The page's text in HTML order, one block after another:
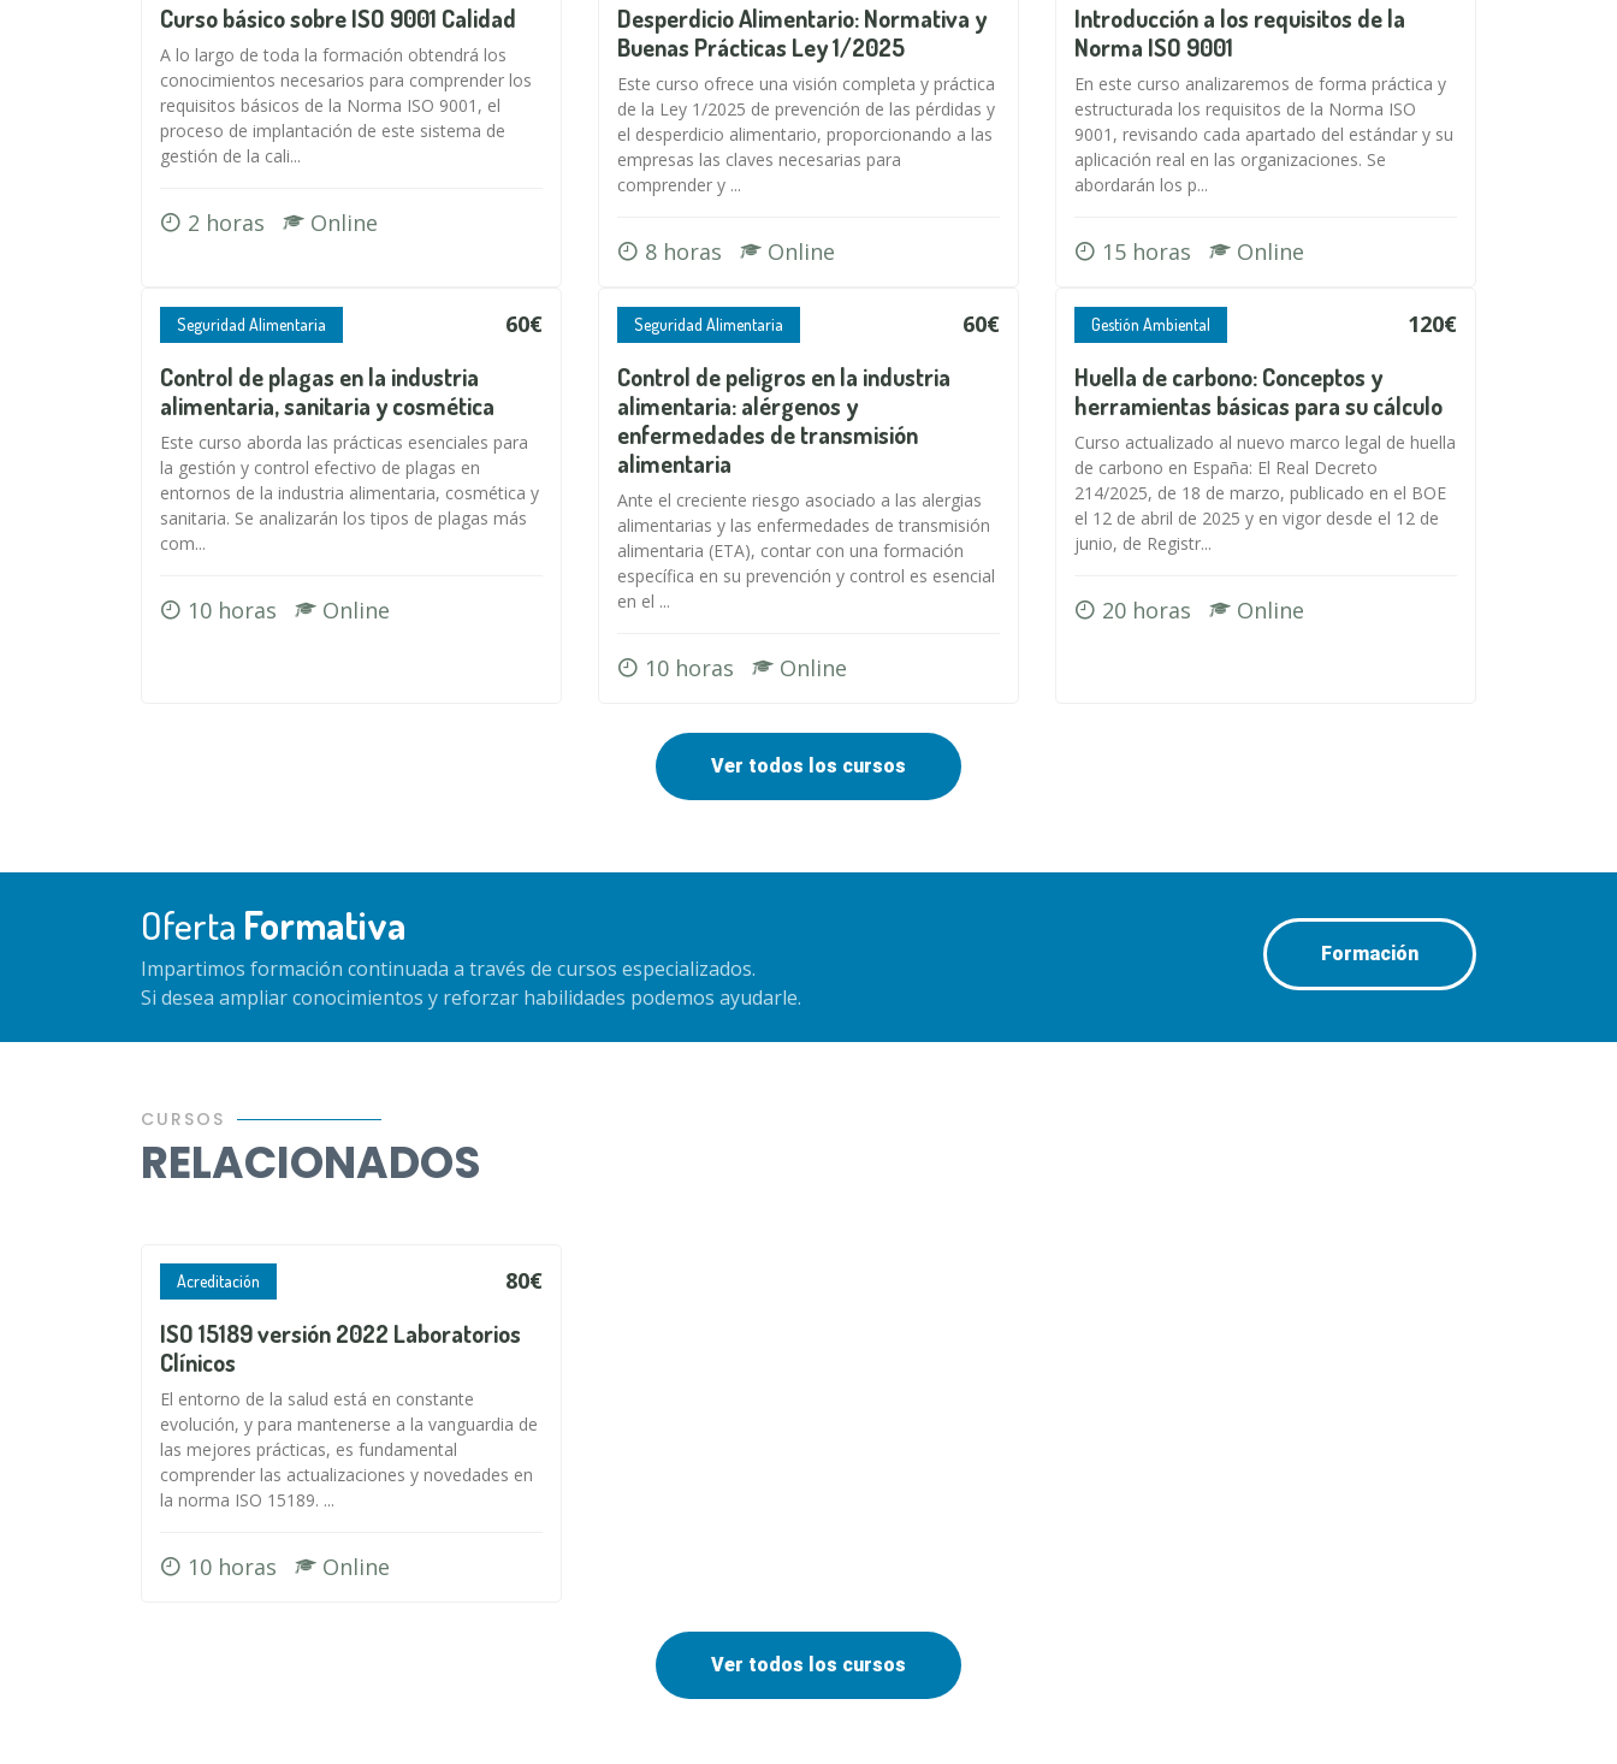
Curso básico sobre ISO 9001 Calidad
A lo largo de toda la formación obtendrá los
conocimientos necesarios para comprender los
requisitos básicos de la Norma ISO 9001, el
proceso de implantación de este sistema de
gestión de la cali...
2 horas Online
Desperdicio Alimentario: Normativa y
Buenas Prácticas Ley 1/2025
Este curso ofrece una visión completa y práctica
de la Ley 1/2025 de prevención de las pérdidas y
el desperdicio alimentario, proporcionando a las
empresas las claves necesarias para
comprender y ...
8 horas Online
Introducción a los requisitos de la
Norma ISO 9001
En este curso analizaremos de forma práctica y
estructurada los requisitos de la Norma ISO
9001, revisando cada apartado del estándar y su
aplicación real en las organizaciones. Se
abordarán los p...
15 horas Online
Seguridad Alimentaria 60€
Control de plagas en la industria
alimentaria, sanitaria y cosmética
Este curso aborda las prácticas esenciales para
la gestión y control efectivo de plagas en
entornos de la industria alimentaria, cosmética y
sanitaria. Se analizarán los tipos de plagas más
com...
10 horas Online
Seguridad Alimentaria 60€
Control de peligros en la industria
alimentaria: alérgenos y
enfermedades de transmisión
alimentaria
Ante el creciente riesgo asociado a las alergias
alimentarias y las enfermedades de transmisión
alimentaria (ETA), contar con una formación
específica en su prevención y control es esencial
en el ...
10 horas Online
Gestión Ambiental 120€
Huella de carbono: Conceptos y
herramientas básicas para su cálculo
Curso actualizado al nuevo marco legal de huella
de carbono en España: El Real Decreto
214/2025, de 18 de marzo, publicado en el BOE
el 12 de abril de 2025 y en vigor desde el 12 de
junio, de Registr...
20 horas Online
Ver todos los cursos
Oferta Formativa
Impartimos formación continuada a través de cursos especializados.
Si desea ampliar conocimientos y reforzar habilidades podemos ayudarle.
Formación
CURSOS
RELACIONADOS
Acreditación 80€
ISO 15189 versión 2022 Laboratorios
Clínicos
El entorno de la salud está en constante
evolución, y para mantenerse a la vanguardia de
las mejores prácticas, es fundamental
comprender las actualizaciones y novedades en
la norma ISO 15189. ...
10 horas Online
Ver todos los cursos